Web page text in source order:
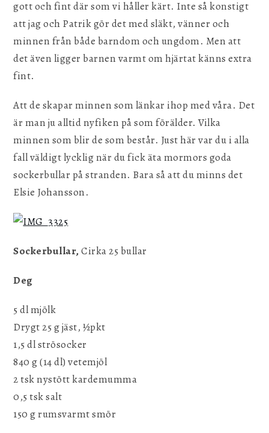
gott och fint där som vi håller kärt. Inte så konstigt
att jag och Patrik gör det med släkt, vänner och
minnen från både barndom och ungdom. Men att
det även ligger barnen varmt om hjärtat känns extra
fint.
Att de skapar minnen som länkar ihop med våra. Det
är man ju alltid nyfiken på som förälder. Vilka
minnen som blir de som består. Just här var du i alla
fall väldigt lycklig när du fick äta mormors goda
sockerbullar på stranden. Bara så att du minns det
Elsie Johansson.
Sockerbullar,Cirka 25 bullar
Deg
5 dl mjölk
Drygt 25 g jäst, ½pkt
1,5 dl strösocker
840 g (14 dl) vetemjöl
2 tsk nystött kardemumma
0,5 tsk salt
150 g rumsvarmt smör